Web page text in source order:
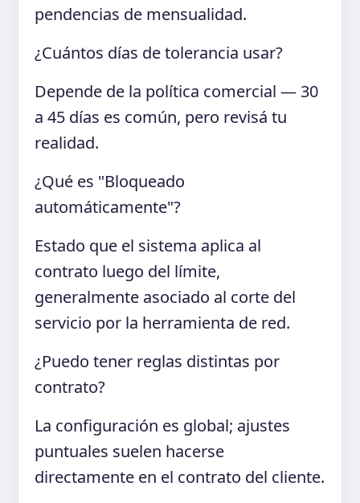
pendencias de mensualidad.
¿Cuántos días de tolerancia usar?
Depende de la política comercial — 30
a 45 días es común, pero revisá tu
realidad.
¿Qué es "Bloqueado
automáticamente"?
Estado que el sistema aplica al
contrato luego del límite,
generalmente asociado al corte del
servicio por la herramienta de red.
¿Puedo tener reglas distintas por
contrato?
La configuración es global; ajustes
puntuales suelen hacerse
directamente en el contrato del cliente.